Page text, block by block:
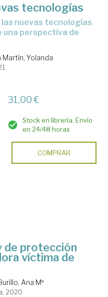
tecnologías
una perspectiva de
Martín, Yolanda
31,00 €
Stock en librería. Envío
en 24/48 horas
COMPRAR
de protección
víctima de
Ana Mª
2020